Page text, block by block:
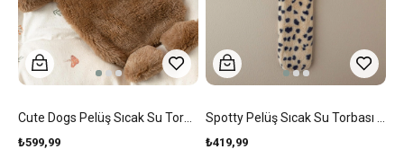
₺599,99 ₺419,99